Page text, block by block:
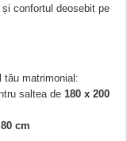
confortul deosebit pe
tău matrimonial:
saltea de 180 x 200
cm